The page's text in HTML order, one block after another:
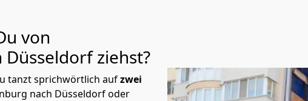
von
Düsseldorfziehst?
tanzt sprichwörtlich aufzwei
nach Düsseldorf oder